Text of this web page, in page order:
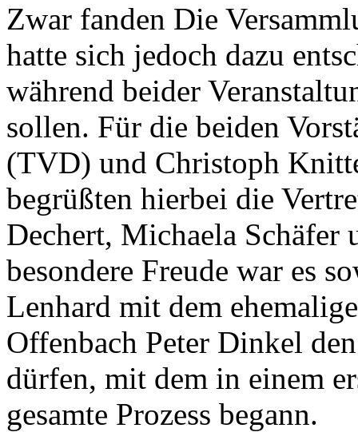
Zwar fanden Die
hatte sich jedoch dazu
während beider
sollen. Für die beiden
(TVD) und Christoph
begrüßten hierbei die
Dechert, Michaela Schäfer
besondere Freude war es
Lenhard mit dem
Offenbach Peter Dinkel
dürfen, mit dem in einem
gesamte Prozess begann.